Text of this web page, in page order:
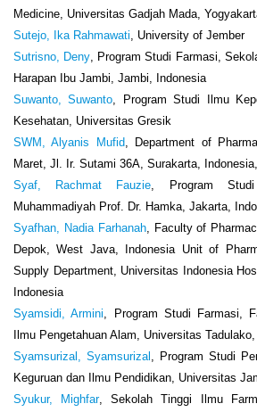
Medicine, Universitas Gadjah Mada,
Sutejo, Ika Rahmawati , University of Jember
Sutrisno, Deny , Program Studi Farmasi,
Harapan Ibu Jambi, Jambi, Indonesia
Suwanto, Suwanto , Program Studi Ilmu
Kesehatan, Universitas Gresik
SWM, Alyanis Mufid , Department of
Maret, Jl. Ir. Sutami 36A, Surakarta,
Syaf, Rachmat Fauzie , Program
Muhammadiyah Prof. Dr. Hamka, Jakarta,
Syafhan, Nadia Farhanah, Faculty of
Depok, West Java, Indonesia Unit of
Supply Department, Universitas Indonesia
Indonesia
Syamsidi, Armini , Program Studi Farmasi,
Ilmu Pengetahuan Alam, Universitas
Syamsurizal, Syamsurizal
, Program Studi
Keguruan dan Ilmu Pendidikan, Universitas
Syukur, Mighfar, Sekolah Tinggi Ilmu